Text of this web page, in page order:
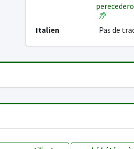
Italien Pas de